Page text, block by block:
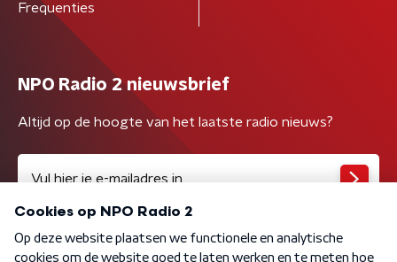
Frequenties
NPO Radio 2 nieuwsbrief
Altijd op de hoogte van het laatste radio nieuws?